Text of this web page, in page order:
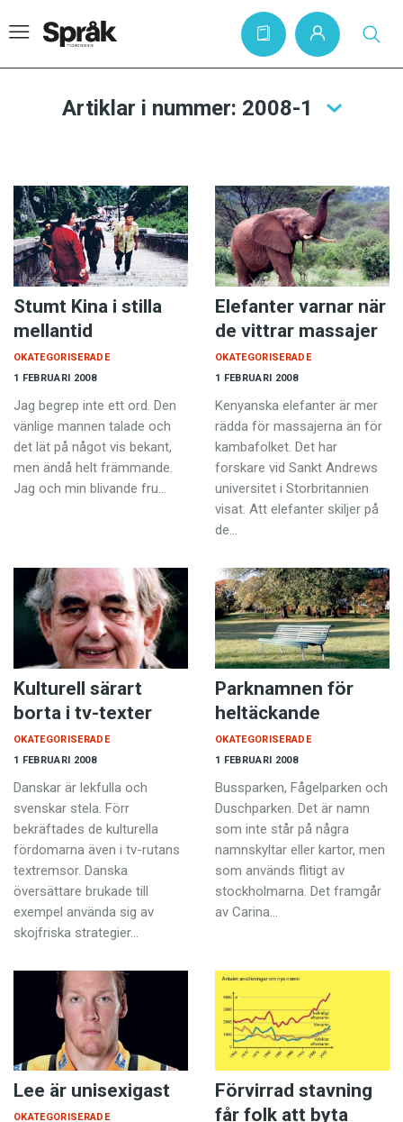
Krönikor
Språkfrågor
Skrivtips
Bokrecensioner
Podden
Anmäl till språkpolisen
Föreslå nyord
Annonsera
Press
Artiklar i nummer: 2008-1
Stumt Kina i stilla
mellantid
1 FEBRUARI 2008
OKATEGORISERADE
Jag begrep inte ett ord. Den
vänlige mannen talade och
det lät på något vis bekant,
men ändå helt främmande.
Jag och min blivande fru…
Elefanter varnar när
de vittrar massajer
1 FEBRUARI 2008
OKATEGORISERADE
Kenyanska elefanter är mer
rädda för massajerna än för
kambafolket. Det har
forskare vid Sankt Andrews
universitet i Storbritannien
visat. Att elefanter skiljer på
de…
Kulturell särart
borta i tv-texter
1 FEBRUARI 2008
OKATEGORISERADE
Danskar är lekfulla och
svenskar stela. Förr
bekräftades de kulturella
fördomarna även i tv-rutans
textremsor. Danska
översättare brukade till
exempel använda sig av
skojfriska strategier…
Parknamnen för
heltäckande
1 FEBRUARI 2008
OKATEGORISERADE
Bussparken, Fågelparken och
Duschparken. Det är namn
som inte står på några
namnskyltar eller kartor, men
som används flitigt av
stockholmarna. Det framgår
av Carina…
Lee är unisexigast
OKATEGORISERADE
Förvirrad stavning
får folk att byta